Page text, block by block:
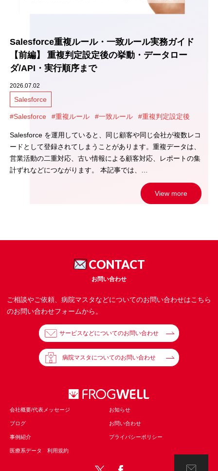
Salesforce重複ルール・一致ルール実務ガイド
【前編】 重複判定設定後の挙動・データロー
ダ/API・実行順序まで
2026.07.02
Salesforce
#Salesforce #重複ルール #一致ルール #重複判定設定後
Salesforce を運用していると、同じ顧客や同じ会社が複数レコ
ードとして登録されてしまうことがあります。重複データは、
営業活動の二重対応、古い情報による顧客対応、レポートの集
計ずれなどにつながります。 本記事では、…
View more
CONTACT
お問い合わせ
ご相談やご依頼、病院マスタなどについてのお問い合わせはこちら
のお問い合わせフォームから。
サービスなどについてのお問い合わせ
病院マスタについてのお問い合わせ
会社概要/代表メッセージ お知らせ
ブログ お問い合わせ
事例紹介 プライバシーポリシー
医療系データ 利用規約